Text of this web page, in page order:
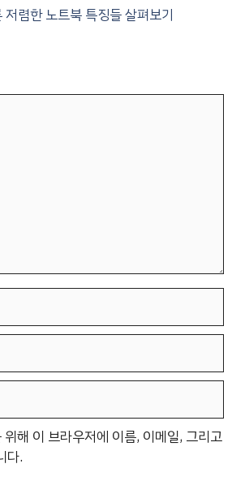
렴한 노트북 특징들 살펴보기
해 이 브라우저에 이름, 이메일, 그리고
다.